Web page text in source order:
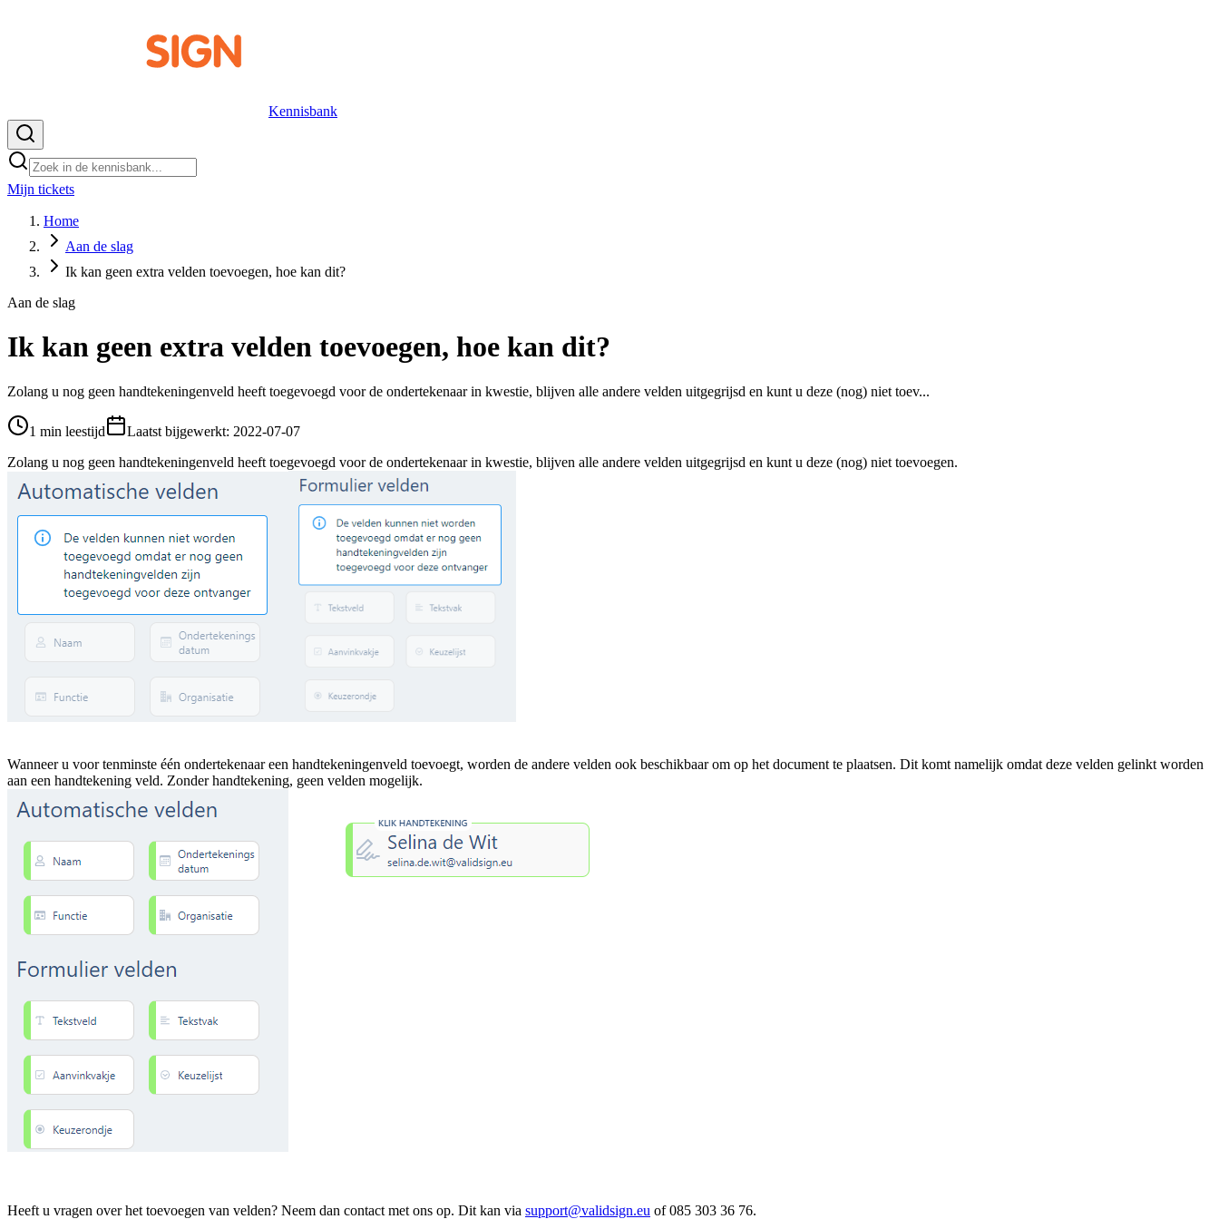
Kennisbank
Mijn tickets
Home
Aan de slag
Ik kan geen extra velden toevoegen, hoe kan dit?
Aan de slag
Ik kan geen extra velden toevoegen, hoe kan dit?
Zolang u nog geen handtekeningenveld heeft toegevoegd voor de ondertekenaar in kwestie, blijven alle andere velden uitgegrijsd en kunt u deze (nog) niet toev...
1 min leestijd Laatst bijgewerkt: 2022-07-07
Zolang u nog geen handtekeningenveld heeft toegevoegd voor de ondertekenaar in kwestie, blijven alle andere velden uitgegrijsd en kunt u deze (nog) niet toevoegen.
Wanneer u voor tenminste één ondertekenaar een handtekeningenveld toevoegt, worden de andere velden ook beschikbaar om op het document te plaatsen. Dit komt namelijk omdat deze velden gelinkt worden
aan een handtekening veld. Zonder handtekening, geen velden mogelijk.
Heeft u vragen over het toevoegen van velden? Neem dan contact met ons op. Dit kan via support@validsign.eu of 085 303 36 76.